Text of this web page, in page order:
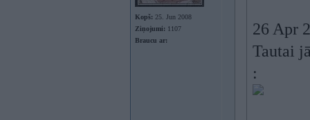
Kopš: 25. Jun 2008
Ziņojumi: 1107
Braucu ar:
26 Apr
Tautai
: